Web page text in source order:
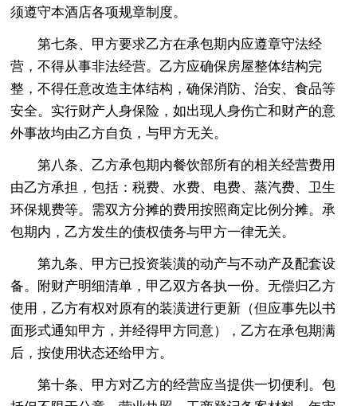
须遵守本酒店各项规章制度。
第七条、甲方要求乙方在承包期内应遵章守法经
营，不得从事非法经营。乙方应确保房屋整体结构完
整，不得任意改造主体结构，确保消防、治安、食品等
安全。实行财产人身保险，如出现人身伤亡和财产的意
外事故均由乙方自负，与甲方无关。
第八条、乙方承包期内餐饮部所有的相关经营费用
由乙方承担，包括：税费、水费、电费、蒸汽费、卫生
环保规费等。需双方分摊的费用按照商定比例分摊。承
包期内，乙方发生的债权债务与甲方一律无关。
第九条、甲方已投资装潢的动产与不动产及配套设
备。附财产明细清单，甲乙双方各执一份。无偿归乙方
使用，乙方有权对原有的装潢进行更新（但应事先以书
面形式通知甲方，并经得甲方同意），乙方在承包期满
后，按使用状态还给甲方。
第十条、甲方对乙方的经营应当提供一切便利。包